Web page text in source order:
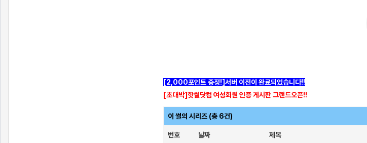
[2,000포인트 증정!]서버 이전이 완료되었습니다!!
[초대박]핫썰닷컴 여성회원 인증 게시판 그랜드오픈!!
이 썰의 시리즈 (총 6건)
번호 날짜 제목